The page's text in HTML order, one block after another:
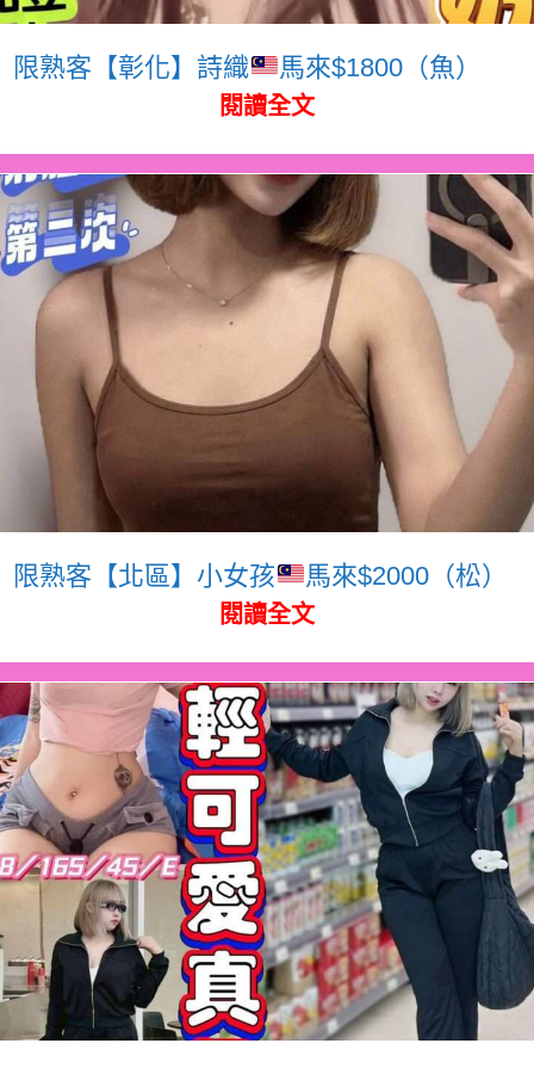
限熟客【彰化】詩織 馬來$1800（魚）
閱讀全文
限熟客【北區】小女孩 馬來$2000（松）
閱讀全文